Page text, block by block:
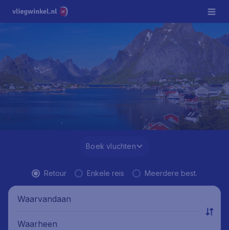
Boek vluchten
Retour Enkele reis Meerdere best.
Waarvandaan
Waarheen